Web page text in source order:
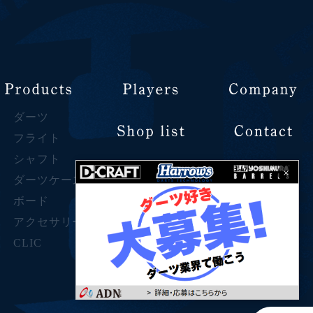
ダーツ
フライト
シャフト
ダーツケース
ボード
アクセサリー
CLIC
Privacy Policy
×